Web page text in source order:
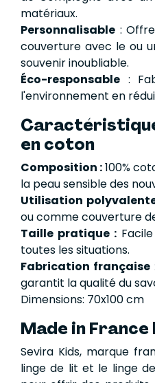
matériaux.
Personnalisable :
couverture avec le ou
souvenir inoubliable.
Éco-responsable :
l'environnement en
en coton
Composition :100%
la peau sensible des
Utilisation
ou comme couverture
Taille pratique :
toutes les situations.
Fabrication française
garantit la qualité du
Dimensions: 70x100 cm
Made in
Sevira Kids, marque
linge de lit et le linge